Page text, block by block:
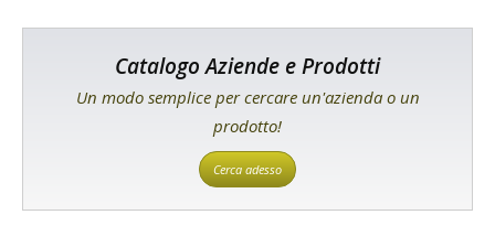
Catalogo Aziende e Prodotti
Un modo semplice per cercare un'azienda o un
prodotto!
Cerca adesso